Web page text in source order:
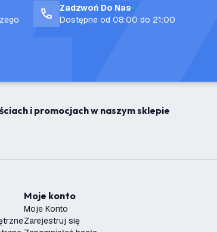
Zadzwoń Do Nas
Dostępne od 08:00 do 21:00
i promocjach w naszym sklepie
Moje konto
Moje Konto
Zarejestruj się